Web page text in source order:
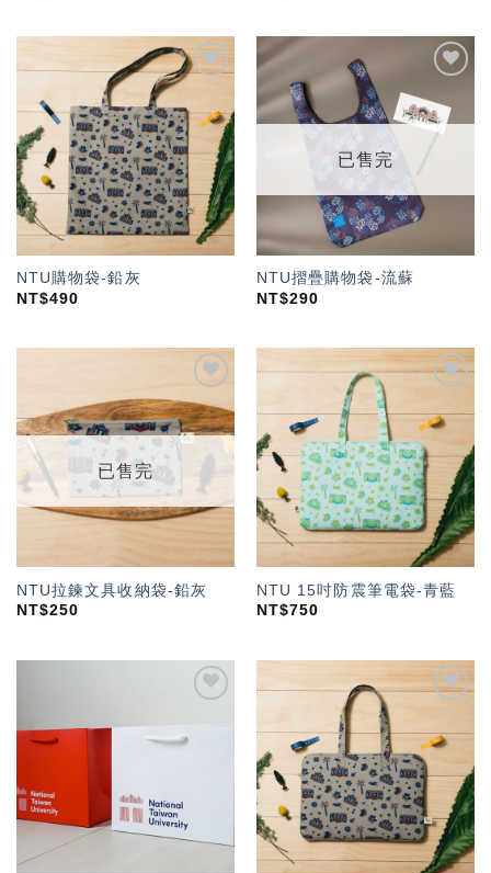
望輕
單」
NTU購物袋-鉛灰
NT$490
「願
望輕
已售完
NTU摺疊購物袋-流蘇
NT$290
加入
「願
望輕
已售完
NTU拉鍊文具收納袋-鉛灰
NT$250
「願
望輕
NTU 15吋防震筆電袋-青藍
NT$750
「願
望輕